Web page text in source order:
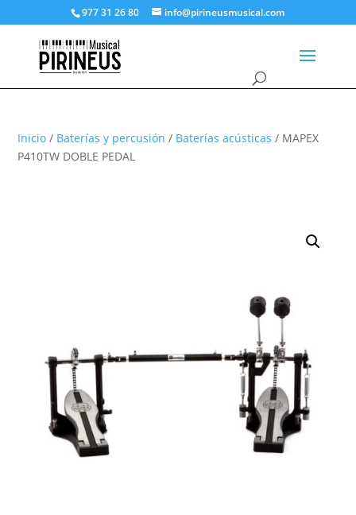
977 31 26 80 info@pirineusmusical.com
Inicio / Baterías y percusión / Baterías acústicas / MAPEX
P410TW DOBLE PEDAL